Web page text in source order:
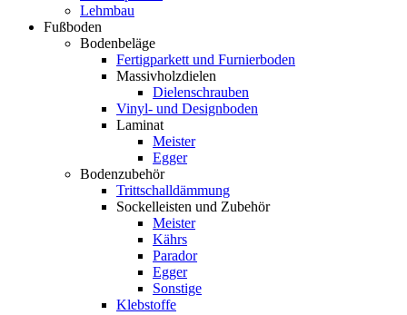
Lehmbau
Fußboden
Bodenbeläge
Fertigparkett und Furnierboden
Massivholzdielen
Dielenschrauben
Vinyl- und Designboden
Laminat
Meister
Egger
Bodenzubehör
Trittschalldämmung
Sockelleisten und Zubehör
Meister
Kährs
Parador
Egger
Sonstige
Klebstoffe